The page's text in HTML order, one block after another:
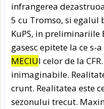
infrangerea
5 cu Tromso, si egalul
KuPS, in preliminariile
gasesc epitete la ce
MECIUl celor de la
inimaginabile.
crunt. Realitatea este
sezonului trecut.